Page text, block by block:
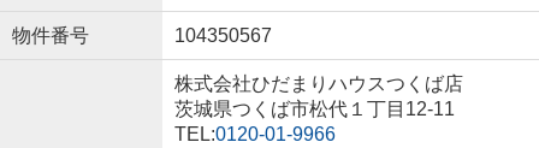
物件番号 104350567
株式会社ひだまりハウスつくば店
茨城県つくば市松代１丁目12-11
TEL:0120-01-9966